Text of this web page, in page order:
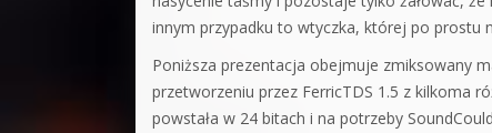
innym przypadku to wtyczka, której po prostu
Poniższa prezentacja obejmuje zmiksowany
przetworzeniu przez FerricTDS 1.5 z kilkoma
powstała w 24 bitach i na potrzeby